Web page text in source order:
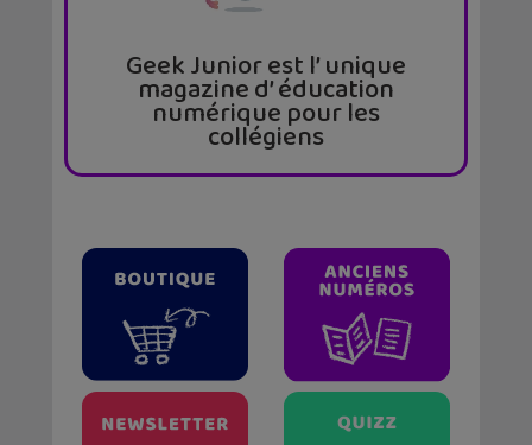
Geek Junior est l’ unique
magazine d’ éducation
numérique pour les
collégiens